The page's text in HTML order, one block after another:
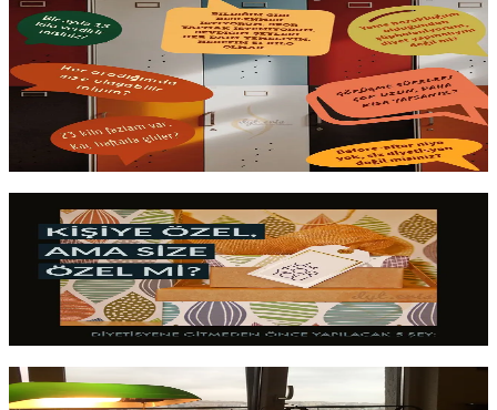
Diyetisyen Randevusu Öncesi Sorular
"Kaç kiloyu ne zaman veririm?" gibi soruların cevabını önceden
bilmek randevuyu çok daha verimli kılar. En sık sorulan sorular,
gerçekçi beklentilerve ilk görüşmeden en iyi şekilde yararlanmak
için hazırlık.
3 dk okuma
Kişiye Özel Diyet Nedir?
Bir beslenme planının üstünde adınızın yazması, onusize özel
yapmaz. Gerçek kişiselleştirme, planın bedeninizden ve
hayatınızdan gelengeri bildirimle değişebilmesidir.
9 dk okuma
Doğru Kişiyi Bulmak?